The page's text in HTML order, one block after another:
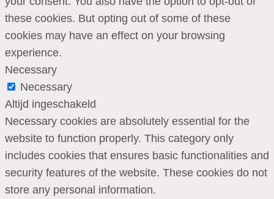
these cookies. But opting out of some of these
cookies may have an effect on your browsing
experience.
Necessary
Necessary
Altijd ingeschakeld
Necessary cookies are absolutely essential for the
website to function properly. This category only
includes cookies that ensures basic functionalities and
security features of the website. These cookies do not
store any personal information.